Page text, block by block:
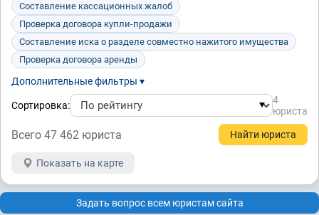
Составление кассационных жалоб
Проверка договора купли-продажи
Составление иска о разделе совместно нажитого имущества
Проверка договора аренды
Дополнительные фильтры ▾
Сортировка:
4
юристa
Всего 47 462 юристa
Показать на карте
Задать вопрос всем юристам сайта